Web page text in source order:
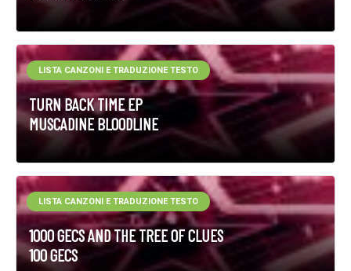
TURN BACK TIME EP
MUSCADINE BLOODLINE
LISTA CANZONI E TRADUZIONE TESTO
1000 GECS AND THE TREE OF CLUES
100 GECS
LISTA CANZONI E TRADUZIONE TESTO